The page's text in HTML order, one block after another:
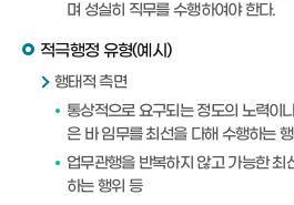
며 성실히 직무를 수행하여야 한다.
적극행정 유형(예시)
행태적 측면
통상적으로 요구되는 정도의 노력이
은 바 임무를 최선을 다해 수행하는
업무관행을 반복하지 않고 가능한 최
하는 행위 등